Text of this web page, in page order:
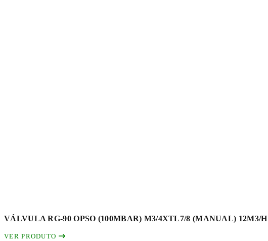
VÁLVULA RG-90 OPSO (100MBAR) M3/4XTL7/8 (MANUAL) 12M3/H
VER PRODUTO